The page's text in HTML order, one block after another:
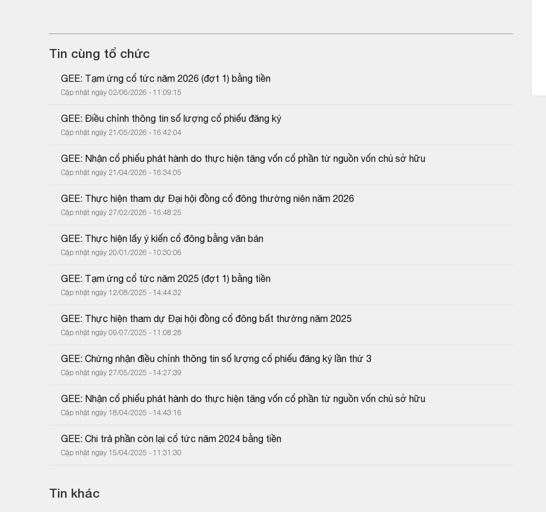
Tin cùng tổ chức
GEE: Tạm ứng cổ tức năm 2026 (đợt 1) bằng tiền
Cập nhật ngày 02/06/2026 - 11:09:15
GEE: Điều chỉnh thông tin số lượng cổ phiếu đăng ký
Cập nhật ngày 21/05/2026 - 16:42:04
GEE: Nhận cổ phiếu phát hành do thực hiện tăng vốn cổ phần từ nguồn vốn chủ sở hữu
Cập nhật ngày 21/04/2026 - 16:34:05
GEE: Thực hiện tham dự Đại hội đồng cổ đông thường niên năm 2026
Cập nhật ngày 27/02/2026 - 16:48:25
GEE: Thực hiện lấy ý kiến cổ đông bằng văn bản
Cập nhật ngày 20/01/2026 - 10:30:06
GEE: Tạm ứng cổ tức năm 2025 (đợt 1) bằng tiền
Cập nhật ngày 12/08/2025 - 14:44:32
GEE: Thực hiện tham dự Đại hội đồng cổ đông bất thường năm 2025
Cập nhật ngày 09/07/2025 - 11:08:28
GEE: Chứng nhận điều chỉnh thông tin số lượng cổ phiếu đăng ký lần thứ 3
Cập nhật ngày 27/05/2025 - 14:27:39
GEE: Nhận cổ phiếu phát hành do thực hiện tăng vốn cổ phần từ nguồn vốn chủ sở hữu
Cập nhật ngày 18/04/2025 - 14:43:16
GEE: Chi trả phần còn lại cổ tức năm 2024 bằng tiền
Cập nhật ngày 15/04/2025 - 11:31:30
Tin khác